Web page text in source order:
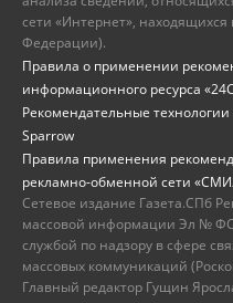
сети «Интернет»,
Федерации).
Правила о применении
информационного ресурса
Рекомендательные
Sparrow
Правила применения
рекламно-обменной сети
Сетевое издание Газета.СПб
массовой информации Эл №
службой по надзору в сфере
массовых коммуникаций
Главный редактор Гущин